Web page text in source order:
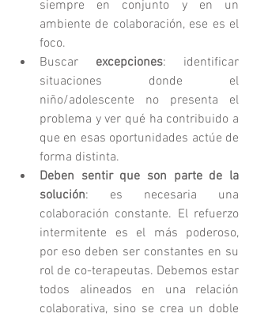
siempre en conjunto y en un
ambiente de colaboración, ese es el
foco.
Buscar excepciones: identificar
situaciones donde el
niño/adolescente no presenta el
problema y ver qué ha contribuido a
que en esas oportunidades actúe de
forma distinta.
Deben sentir que son parte de la
solución: es necesaria una
colaboración constante. El refuerzo
intermitente es el más poderoso,
por eso deben ser constantes en su
rol de co-terapeutas. Debemos estar
todos alineados en una relación
colaborativa, sino se crea un doble